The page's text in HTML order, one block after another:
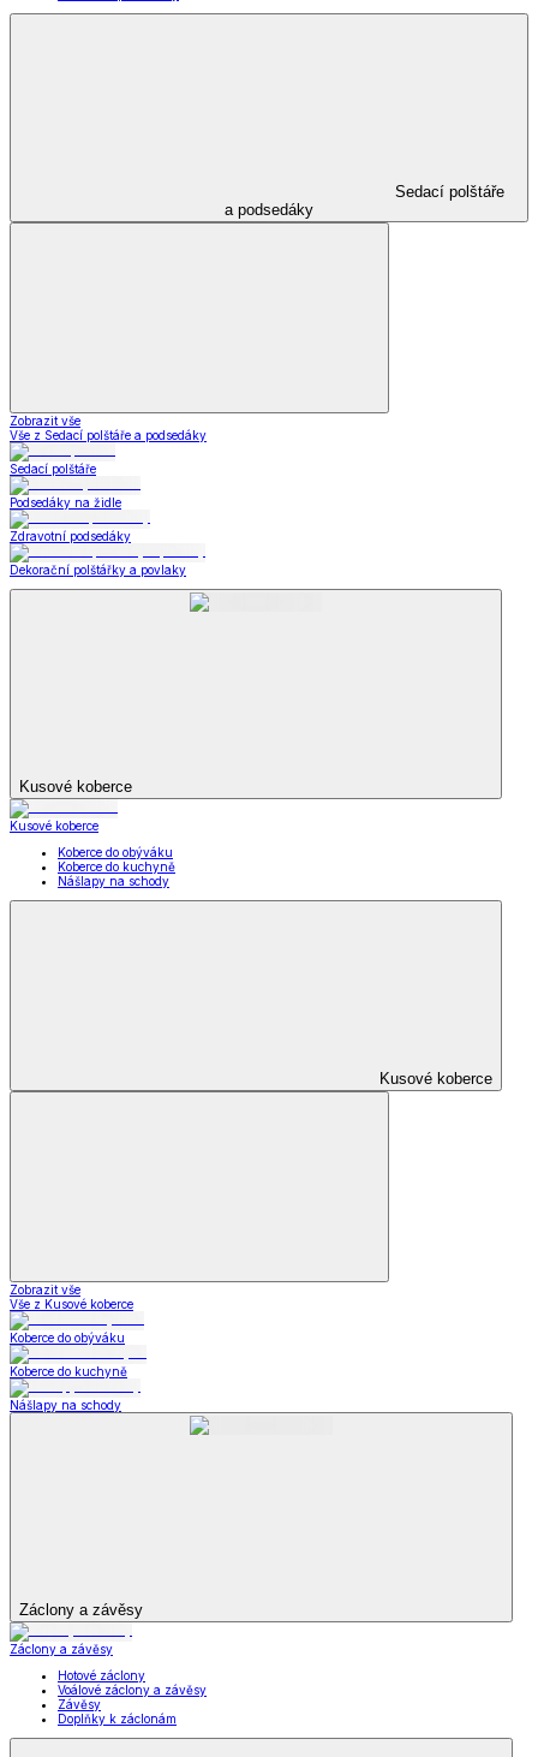
Sedací polštáře
a podsedáky
Zobrazit vše
Vše z Sedací polštáře a podsedáky
Sedací polštáře
Podsedáky na židle
Zdravotní podsedáky
Dekorační polštářky a povlaky
Kusové koberce
Kusové koberce
Koberce do obýváku
Koberce do kuchyně
Nášlapy na schody
Kusové koberce
Zobrazit vše
Vše z Kusové koberce
Koberce do obýváku
Koberce do kuchyně
Nášlapy na schody
Záclony a závěsy
Záclony a závěsy
Hotové záclony
Voálové záclony a závěsy
Závěsy
Doplňky k záclonám